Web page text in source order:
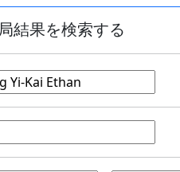
結果を検索する